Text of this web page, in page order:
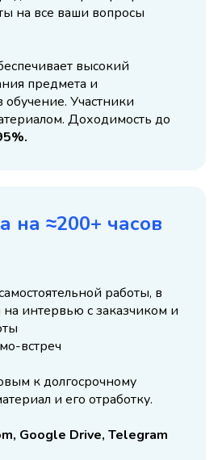
на все ваши вопросы
высокий
предмета и
обучение. Участники
Доходимость до
на ≈200+ часов
работы, в
интервью с заказчиком и
встреч
к долгосрочному
и его отработку.
Google Drive, Telegram